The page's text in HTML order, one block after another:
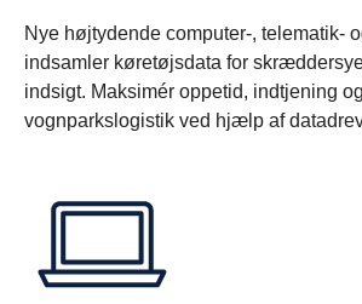
Nye højtydende computer-, telematik-
indsamler køretøjsdata for
indsigt. Maksimér oppetid, indtjening og
vognparkslogistik ved hjælp af